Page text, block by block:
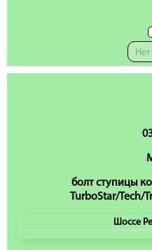
болт ступицы
TurboStar/Tech/
Шоссе